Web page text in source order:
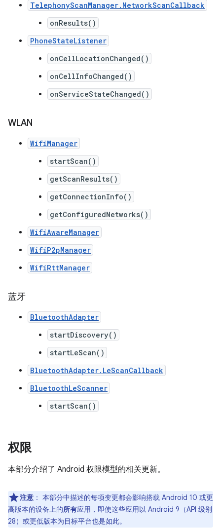
TelephonyScanManager.NetworkScanCallback
onResults()
PhoneStateListener
onCellLocationChanged()
onCellInfoChanged()
onServiceStateChanged()
WLAN
WifiManager
startScan()
getScanResults()
getConnectionInfo()
getConfiguredNetworks()
WifiAwareManager
WifiP2pManager
WifiRttManager
蓝牙
BluetoothAdapter
startDiscovery()
startLeScan()
BluetoothAdapter.LeScanCallback
BluetoothLeScanner
startScan()
权限
本部分介绍了 Android 权限模型的相关更新。
注意 ： 本部分中描述的每项变更都会影响搭载 Android 10 或更
高版本的设备上的所有应用，即使这些应用以 Android 9（API 级别
28）或更低版本为目标平台也是如此。